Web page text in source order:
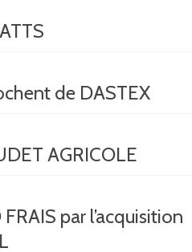
de DASTEX
AGRICOLE
par l’acquisition